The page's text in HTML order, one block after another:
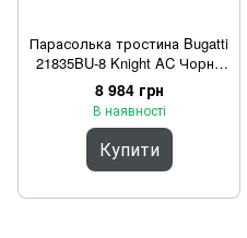
Парасолька тростина Bugatti
21835BU-8 Knight AC Чорна
One Size
8 984 грн
В наявності
Купити